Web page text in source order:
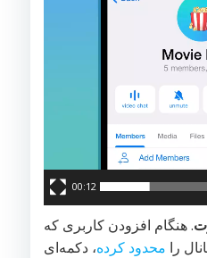
00:12
. هنگام افزودن کاربری که
را محدود کرده، دکمه‌ای